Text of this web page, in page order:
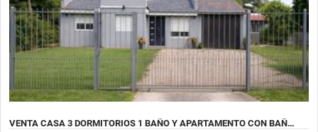
VENTA CASA 3 DORMITORIOS 1 BAÑO Y APARTAMENTO CON BAÑ…